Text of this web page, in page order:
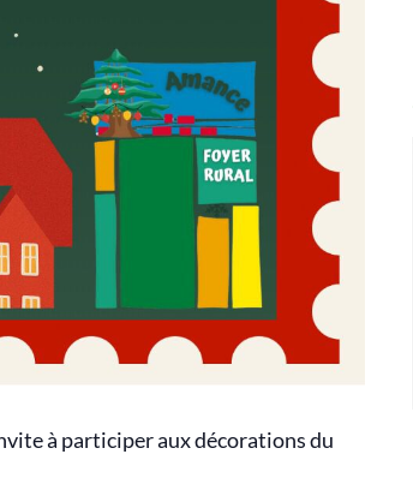
à participer aux décorations du